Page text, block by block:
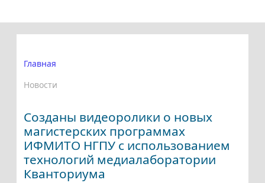
Главная
Новости
Созданы видеоролики о новых
магистерских программах
ИФМИТО НГПУ с использованием
технологий медиалаборатории
Кванториума